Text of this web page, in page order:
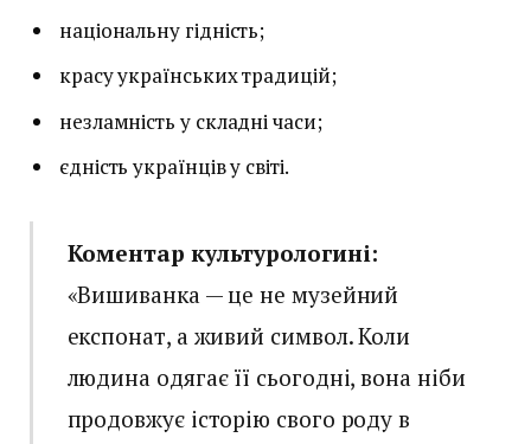
національну гідність;
красу українських традицій;
незламність у складні часи;
єдність українців у світі.
Коментар культурологині:
«Вишиванка — це не музейний
експонат, а живий символ. Коли
людина одягає її сьогодні, вона ніби
продовжує історію свого роду в